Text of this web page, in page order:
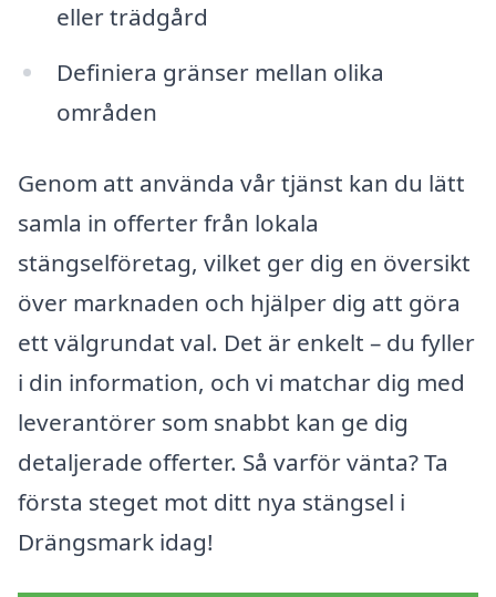
eller trädgård
Definiera gränser mellan olika
områden
Genom att använda vår tjänst kan du lätt
samla in offerter från lokala
stängselföretag, vilket ger dig en översikt
över marknaden och hjälper dig att göra
ett välgrundat val. Det är enkelt – du fyller
i din information, och vi matchar dig med
leverantörer som snabbt kan ge dig
detaljerade offerter. Så varför vänta? Ta
första steget mot ditt nya stängsel i
Drängsmark idag!